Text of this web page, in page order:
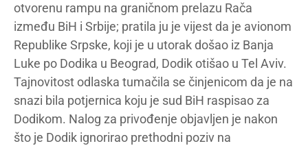
otvorenu rampu na graničnom prelazu Rača
između BiH i Srbije; pratila ju je vijest da je avionom
Republike Srpske, koji je u utorak došao iz Banja
Luke po Dodika u Beograd, Dodik otišao u Tel Aviv.
Tajnovitost odlaska tumačila se činjenicom da je na
snazi bila potjernica koju je sud BiH raspisao za
Dodikom. Nalog za privođenje objavljen je nakon
što je Dodik ignorirao prethodni poziv na